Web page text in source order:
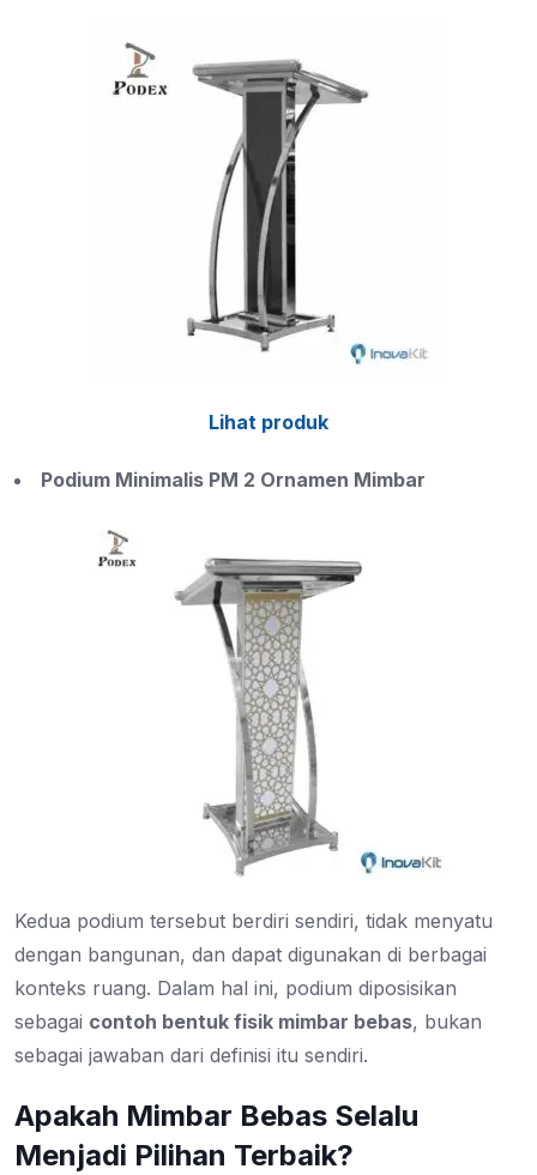
Lihat produk
Podium Minimalis PM 2 Ornamen Mimbar
Kedua podium tersebut berdiri sendiri, tidak menyatu
dengan bangunan, dan dapat digunakan di berbagai
konteks ruang. Dalam hal ini, podium diposisikan
sebagai contoh bentuk fisik mimbar bebas, bukan
sebagai jawaban dari definisi itu sendiri.
Apakah Mimbar Bebas Selalu
Menjadi Pilihan Terbaik?